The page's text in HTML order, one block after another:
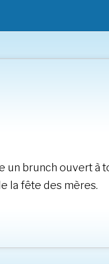
un brunch ouvert à
la fête des mères.